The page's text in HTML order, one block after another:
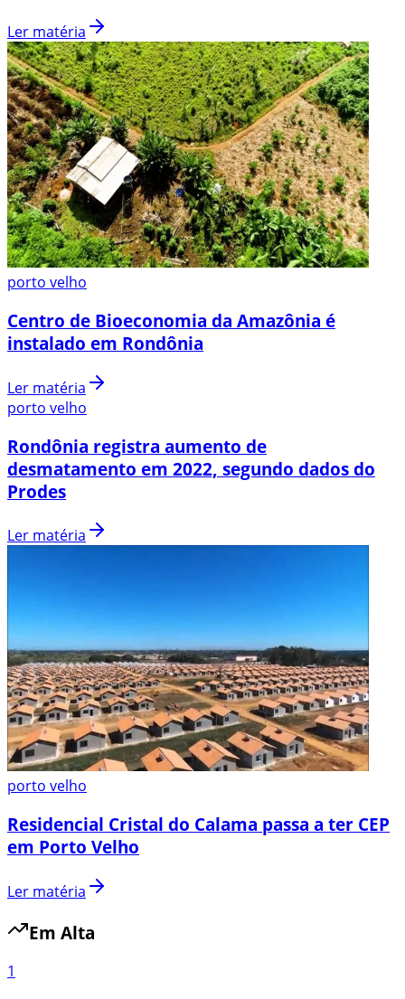
Ler matéria
porto velho
Centro de Bioeconomia da Amazônia é
instalado em Rondônia
Ler matéria
porto velho
Rondônia registra aumento de
desmatamento em 2022, segundo dados do
Prodes
Ler matéria
porto velho
Residencial Cristal do Calama passa a ter CEP
em Porto Velho
Ler matéria
Em Alta
1